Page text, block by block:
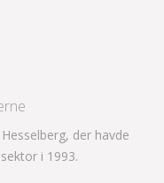
der havde
i 1993.